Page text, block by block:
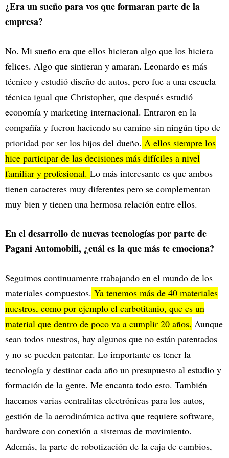
¿Era un sueño para vos que formaran parte de la
empresa?
No. Mi sueño era que ellos hicieran algo que los hiciera
felices. Algo que sintieran y amaran. Leonardo es más
técnico y estudió diseño de autos, pero fue a una escuela
técnica igual que Christopher, que después estudió
economía y marketing internacional. Entraron en la
compañía y fueron haciendo su camino sin ningún tipo de
prioridad por ser los hijos del dueño. A ellos siempre los
hice participar de las decisiones más difíciles a nivel
familiar y profesional. Lo más interesante es que ambos
tienen caracteres muy diferentes pero se complementan
muy bien y tienen una hermosa relación entre ellos.
En el desarrollo de nuevas tecnologías por parte de
Pagani Automobili, ¿cuál es la que más te emociona?
Seguimos continuamente trabajando en el mundo de los
materiales compuestos. Ya tenemos más de 40 materiales
nuestros, como por ejemplo el carbotitanio, que es un
material que dentro de poco va a cumplir 20 años. Aunque
sean todos nuestros, hay algunos que no están patentados
y no se pueden patentar. Lo importante es tener la
tecnología y destinar cada año un presupuesto al estudio y
formación de la gente. Me encanta todo esto. También
hacemos varias centralitas electrónicas para los autos,
gestión de la aerodinámica activa que requiere software,
hardware con conexión a sistemas de movimiento.
Además, la parte de robotización de la caja de cambios,